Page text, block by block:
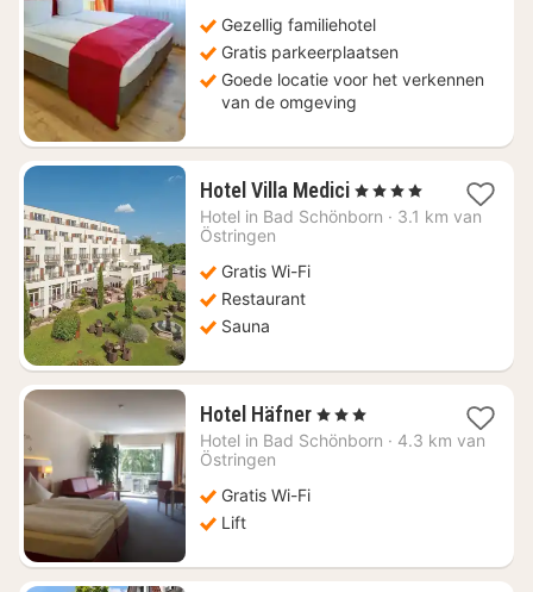
Gezellig familiehotel
Gratis parkeerplaatsen
Goede locatie voor het verkennen
van de omgeving
Hotel Villa Medici1
nacht
, 4 Sterren
Hotel in Bad Schönborn · 3.1 km van
Östringen
Gratis Wi-Fi
Restaurant
Sauna
Hotel Häfner1
nacht
, 3 Sterren
Hotel in Bad Schönborn · 4.3 km van
Östringen
Gratis Wi-Fi
Lift